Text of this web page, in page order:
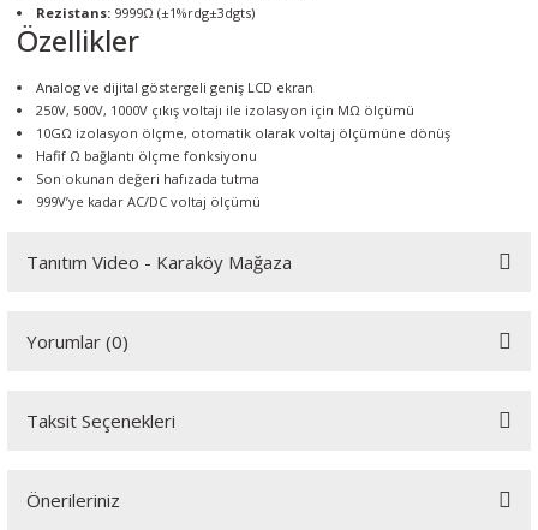
Rezistans: 9999Ω (±1%rdg±3dgts)
Özellikler
Analog ve dijital göstergeli geniş LCD ekran
250V, 500V, 1000V çıkış voltajı ile izolasyon için MΩ ölçümü
10GΩ izolasyon ölçme, otomatik olarak voltaj ölçümüne dönüş
Hafif Ω bağlantı ölçme fonksiyonu
Son okunan değeri hafızada tutma
999V’ye kadar AC/DC voltaj ölçümü
Tanıtım Video - Karaköy Mağaza
Yorumlar (0)
Bu ürüne ilk yorumu siz yapın!
Taksit Seçenekleri
Önerileriniz